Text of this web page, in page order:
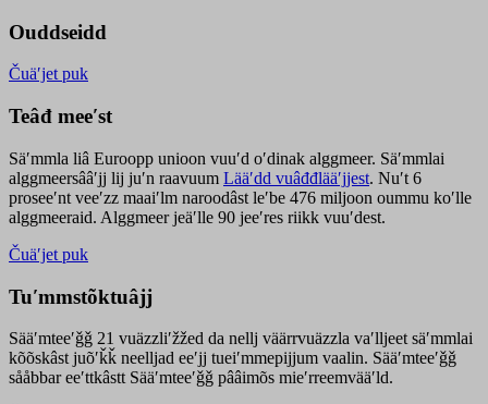
Ouddseidd
Čuäʹjet puk
Teâđ meeʹst
Säʹmmla liâ Euroopp unioon vuuʹd oʹdinak alggmeer. Säʹmmlai
alggmeersââʹjj lij juʹn raavuum Lääʹdd vuâđđlääʹjjest. Nuʹt 6
proseeʹnt veeʹzz maaiʹlm naroodâst leʹbe 476 miljoon oummu koʹlle
alggmeeraid. Alggmeer jeäʹlle 90 jeeʹres riikk vuuʹdest.
Čuäʹjet puk
Tuʹmmstõktuâjj
Sääʹmteeʹǧǧ 21 vuäzzliʹžžed da nellj väärrvuäzzla vaʹlljeet säʹmmlai
kõõskâst juõʹǩǩ neelljad eeʹjj tueiʹmmepijjum vaalin. Sääʹmteeʹǧǧ
sååbbar eeʹttkâstt Sääʹmteeʹǧǧ pââimõs mieʹrreemvääʹld.